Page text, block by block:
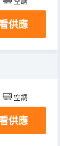
供應
空調
供應